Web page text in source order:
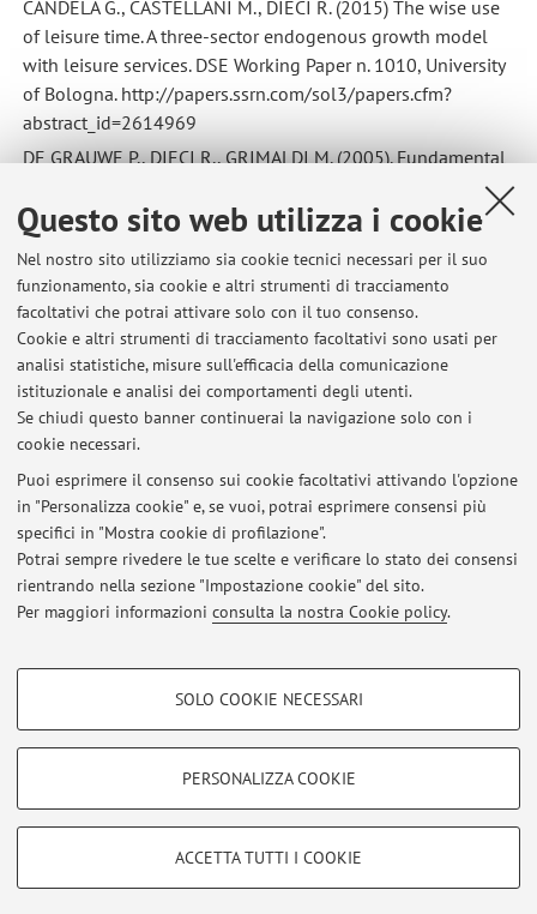
Questo sito web utilizza i cookie
Nel nostro sito utilizziamo sia cookie tecnici necessari per il suo
funzionamento, sia cookie e altri strumenti di tracciamento
facoltativi che potrai attivare solo con il tuo consenso.
Cookie e altri strumenti di tracciamento facoltativi sono usati per
analisi statistiche, misure sull'efficacia della comunicazione
istituzionale e analisi dei comportamenti degli utenti.
Se chiudi questo banner continuerai la navigazione solo con i
cookie necessari.
Puoi esprimere il consenso sui cookie facoltativi attivando l'opzione
in "Personalizza cookie" e, se vuoi, potrai esprimere consensi più
specifici in "Mostra cookie di profilazione".
Potrai sempre rivedere le tue scelte e verificare lo stato dei consensi
rientrando nella sezione "Impostazione cookie" del sito.
Per maggiori informazioni consulta la nostra Cookie policy.
COOKIE DI PROFILAZIONE - FACOLTATIVI
COOKIE TECNICI - NECESSARI
Si tratta di cookie tecnici utilizzati, a titolo esemplificativo, per il corretto
SOLO COOKIE NECESSARI
PERSONALIZZA COOKIE
ACCETTA TUTTI I COOKIE
CANDELA G., CASTELLANI M., DIECI R. (2015) The wise use
of leisure time. A three-sector endogenous growth model
with leisure services. DSE Working Paper n. 1010, University
of Bologna. http://papers.ssrn.com/sol3/papers.cfm?
abstract_id=2614969
DE GRAUWE P., DIECI R., GRIMALDI M. (2005). Fundamental
and non-fundamental equilibria in the foreign exchange
market: a behavioural finance framework. CESIFO
WORKING PAPERS, vol. 1431.
Ultimi avvisi
Office hours this week
Pubblicato il: 04 febbraio 2026
Office hours in the week 26-30 January 2026
Pubblicato il: 26 gennaio 2026
Office hours in the week 12-16 January 2026
Pubblicato il: 11 gennaio 2026
Area riservata
Accedi tramiteloginper gestire tutti i contenuti del sito.
Zamboni, 33 - 40126 Bologna - Partita IVA: 01131710376
Privacy|Note legali|Impostazioni Cookie